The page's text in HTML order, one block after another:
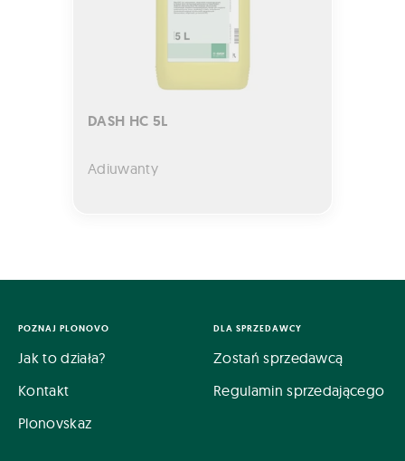
DASH HC 5L
Adiuwanty
POZNAJ PLONOVO
Jak to działa?
Kontakt
Plonovskaz
DLA SPRZEDAWCY
Zostań sprzedawcą
Regulamin sprzedającego